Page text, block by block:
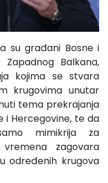
su građani Bosne i
Balkana,
kojima se stvara
krugovima unutar
tema prekrajanja
i Hercegovine, te da
mimikrija za
zagovara
određenih krugova